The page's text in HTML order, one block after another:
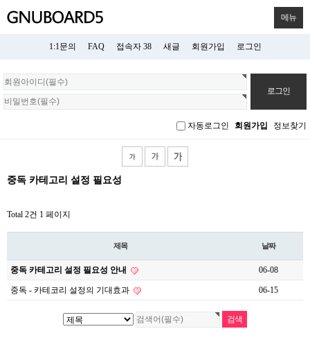
메뉴
1:1문의 FAQ 접속자 38 새글 회원가입 로그인
회
원
로
자동로그인 회원가입 정보찾기
중독 카테고리 설정 필요성
Total 2건 1 페이지
제목 날짜
중독 카테고리 설정 필요성 안내 06-08
중독 - 카테코리 설정의 기대효과 06-15